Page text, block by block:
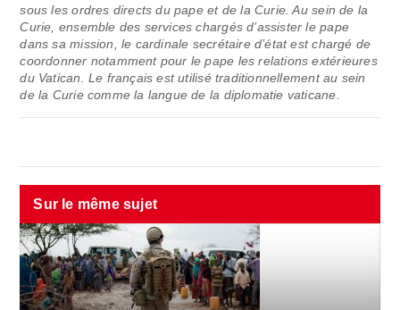
sous les ordres directs du pape et de la Curie. Au sein de la
Curie, ensemble des services chargés d’assister le pape
dans sa mission, le cardinale secrétaire d’état est chargé de
coordonner notamment pour le pape les relations extérieures
du Vatican. Le français est utilisé traditionnellement au sein
de la Curie comme la langue de la diplomatie vaticane.
Sur le même sujet